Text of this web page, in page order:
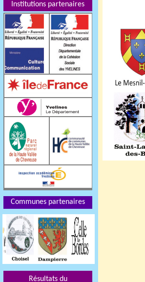
Institutions partenaires
Communes partenaires
Résultats du